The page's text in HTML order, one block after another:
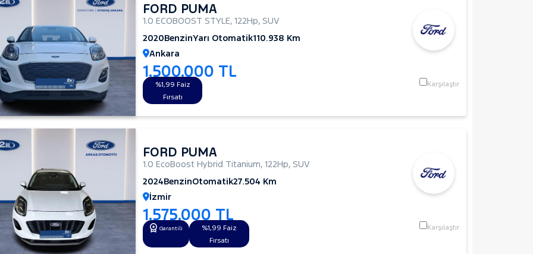
FORD PUMA
1.0 ECOBOOST STYLE, 122Hp, SUV
2020BenzinYarı Otomatik110.938 Km
Ankara
1.500.000 TL
%1,99 Faiz
Fırsatı
Karşılaştır
FORD PUMA
1.0 EcoBoost Hybrid Titanium, 122Hp, SUV
2024BenzinOtomatik27.504 Km
İzmir
1.575.000 TL
Garantili
%1,99 Faiz
Fırsatı
Karşılaştır